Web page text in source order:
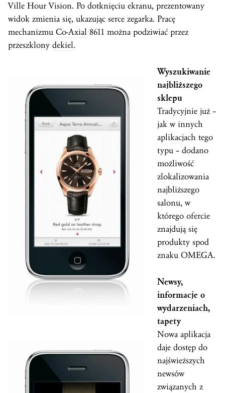
Ville Hour Vision. Po dotknięciu ekranu, prezentowany
widok zmienia się, ukazując serce zegarka. Pracę
mechanizmu Co-Axial 8611 można podziwiać przez
przeszklony dekiel.
Wyszukiwanie
najbliższego
sklepu
Tradycyjnie już –
jak w innych
aplikacjach tego
typu – dodano
możliwość
zlokalizowania
najbliższego
salonu, w
którego ofercie
znajdują się
produkty spod
znaku OMEGA.
Newsy,
informacje o
wydarzeniach,
tapety
Nowa aplikacja
daje dostęp do
najświeższych
newsów
związanych z